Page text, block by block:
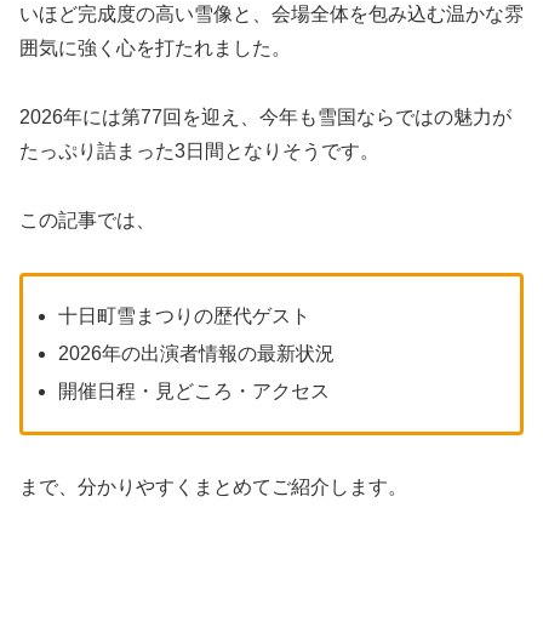
いほど完成度の高い雪像と、会場全体を包み込む温かな雰
囲気に強く心を打たれました。
2026年には第77回を迎え、今年も雪国ならではの魅力が
たっぷり詰まった3日間となりそうです。
この記事では、
十日町雪まつりの歴代ゲスト
2026年の出演者情報の最新状況
開催日程・見どころ・アクセス
まで、分かりやすくまとめてご紹介します。